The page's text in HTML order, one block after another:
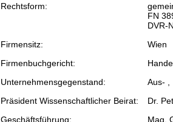
Rechtsform:
FN
DVR-
Firmensitz:
Wien
Firmenbuchgericht:
Unternehmensgegenstand:
Aus- ,
Präsident Wissenschaftlicher Beirat:
Dr.
Geschäftsführung:
Mag.